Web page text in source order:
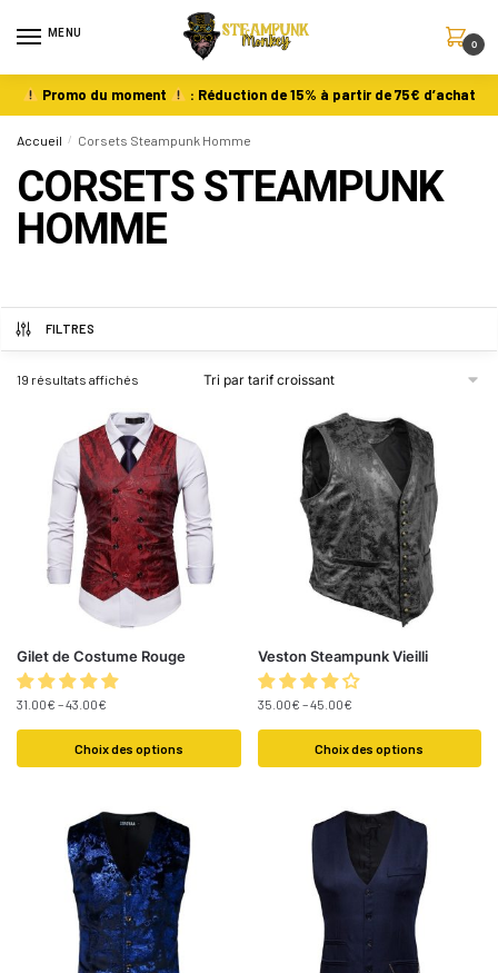
MENU
0
Promo du moment : Réduction de 15% à partir de 75€ d’achat
Accueil / Corsets Steampunk Homme
CORSETS STEAMPUNK
HOMME
FILTRES
19 résultats affichés
Gilet de Costume Rouge
31.00€ –43.00€
Choix des options
Veston Steampunk Vieilli
35.00€ –45.00€
Choix des options